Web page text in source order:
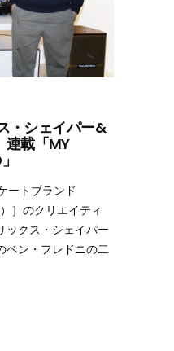
・シェイパー&
載「MY
ートブランド
］のクリエイティ
ックス・シェイパー
ベン・フレドニの二